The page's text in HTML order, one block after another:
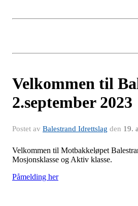
Velkommen til
2.september 2023
Postet av Balestrand Idrettslag den 19.
Velkommen til Motbakkeløpet
Mosjonsklasse og Aktiv klasse.
Påmelding her